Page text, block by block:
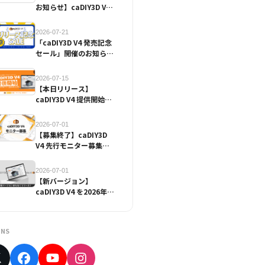
お知らせ】caDIY3D V4
2026-07-21
「caDIY3D V4 発売記念
セール」開催のお知らせ
ました】
2026-07-15
【本日リリース】
caDIY3D V4 提供開始の
2026-07-01
【募集終了】caDIY3D
V4 先行モニター募集の
2026-07-01
【新バージョン】
caDIY3D V4 を2026年7